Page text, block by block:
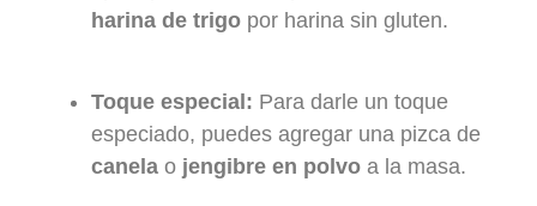
harina de trigopor harina sin gluten.
Toque especial: Para darle un toque
especiado, puedes agregar una pizca de
canelao jengibre en polvoa la masa.